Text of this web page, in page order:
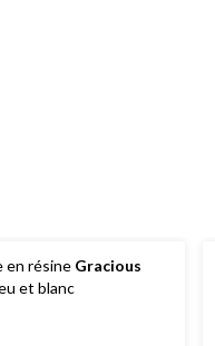
en résine Gracious
et blanc